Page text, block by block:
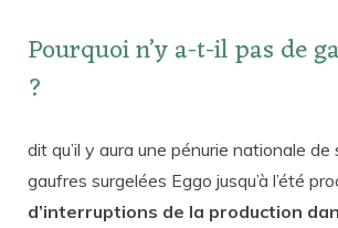
Pourquoi n’y a-t-il pas de
?
dit qu’il y aura une pénurie nationale de
gaufres surgelées Eggo jusqu’à l’été
d’interruptions de la production